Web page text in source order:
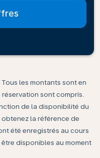
les montants sont en
réservation sont compris.
de la disponibilité du
la référence de
été enregistrés au cours
disponibles au moment